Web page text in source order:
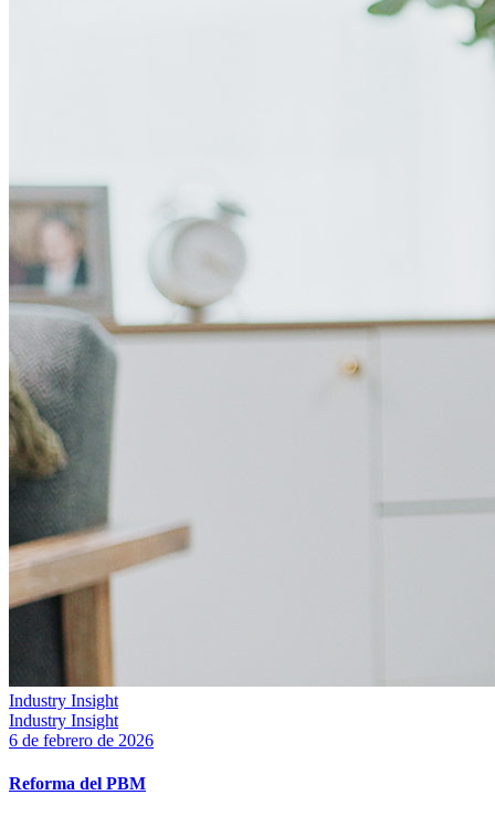
Industry Insight
Industry Insight
6 de febrero de 2026
Reforma del PBM